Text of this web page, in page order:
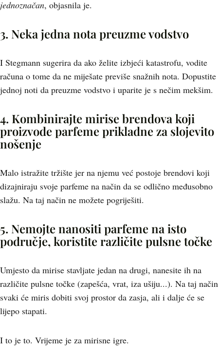
jednoznačan, objasnila je.
3. Neka jedna nota preuzme vodstvo
I Stegmann sugerira da ako želite izbjeći katastrofu, vodite
računa o tome da ne miješate previše snažnih nota. Dopustite
jednoj noti da preuzme vodstvo i uparite je s nečim mekšim.
4. Kombinirajte mirise brendova koji
proizvode parfeme prikladne za slojevito
nošenje
Malo istražite tržište jer na njemu već postoje brendovi koji
dizajniraju svoje parfeme na način da se odlično međusobno
slažu. Na taj način ne možete pogriješiti.
5. Nemojte nanositi parfeme na isto
područje, koristite različite pulsne točke
Umjesto da mirise stavljate jedan na drugi, nanesite ih na
različite pulsne točke (zapešća, vrat, iza ušiju...). Na taj način
svaki će miris dobiti svoj prostor da zasja, ali i dalje će se
lijepo stapati.
I to je to. Vrijeme je za mirisne igre.